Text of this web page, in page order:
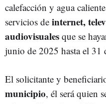
calefacción y agua
servicios de internet,
audiovisuales que se
junio de 2025 hasta el 31
El solicitante y
municipio, él será quien